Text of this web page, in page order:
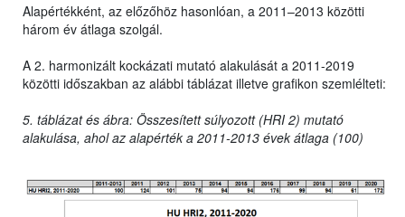
Alapértékként, az előzőhöz hasonlóan, a 2011–2013 közötti
három év átlaga szolgál.
A 2. harmonizált kockázati mutató alakulását a 2011-2019
közötti időszakban az alábbi táblázat illetve grafikon szemlélteti:
5. táblázat és ábra: Összesített súlyozott (HRI 2) mutató
alakulása, ahol az alapérték a 2011-2013 évek átlaga (100)